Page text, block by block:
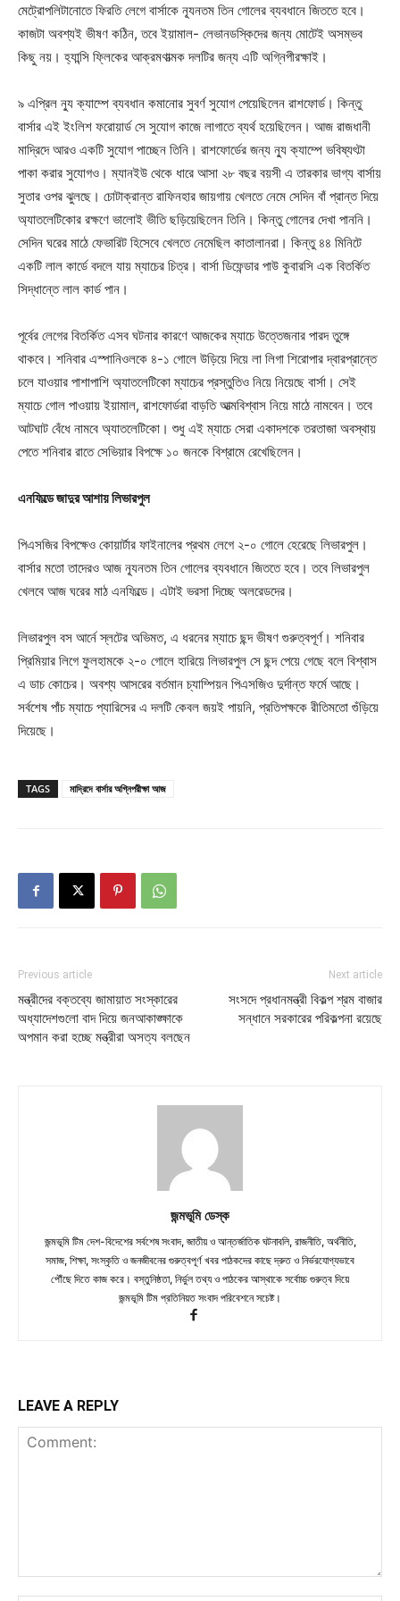
মেট্রোপলিটানোতে ফিরতি লেগে বার্সাকে ন্যূনতম তিন গোলের ব্যবধানে জিততে হবে।
কাজটা অবশ্যই ভীষণ কঠিন, তবে ইয়ামাল- লেভানডস্কিদের জন্য মোটেই অসম্ভব
কিছু নয়। হ্যান্সি ফ্লিকের আক্রমণাত্মক দলটির জন্য এটি অগ্নিপীরক্ষাই।
৯ এপ্রিল ন্যু ক্যাম্পে ব্যবধান কমানোর সুবর্ণ সুযোগ পেয়েছিলেন রাশফোর্ড। কিন্তু
বার্সার এই ইংলিশ ফরোয়ার্ড সে সুযোগ কাজে লাগাতে ব্যর্থ হয়েছিলেন। আজ রাজধানী
মাদ্রিদে আরও একটি সুযোগ পাচ্ছেন তিনি। রাশফোর্ডের জন্য ন্যু ক্যাম্পে ভবিষ্যৎটা
পাকা করার সুযোগও। ম্যানইউ থেকে ধারে আসা ২৮ বছর বয়সী এ তারকার ভাগ্য বার্সায়
সুতার ওপর ঝুলছে। চোটাক্রান্ত রাফিনহার জায়গায় খেলতে নেমে সেদিন বাঁ প্রান্ত দিয়ে
অ্যাতলেটিকোর রক্ষণে ভালোই ভীতি ছড়িয়েছিলেন তিনি। কিন্তু গোলের দেখা পাননি।
সেদিন ঘরের মাঠে ফেভারিট হিসেবে খেলতে নেমেছিল কাতালানরা। কিন্তু ৪৪ মিনিটে
একটি লাল কার্ডে বদলে যায় ম্যাচের চিত্র। বার্সা ডিফেন্ডার পাউ কুবারসি এক বিতর্কিত
সিদ্ধান্তে লাল কার্ড পান।
পূর্বের লেগের বিতর্কিত এসব ঘটনার কারণে আজকের ম্যাচে উত্তেজনার পারদ তুঙ্গে
থাকবে। শনিবার এস্পানিওলকে ৪-১ গোলে উড়িয়ে দিয়ে লা লিগা শিরোপার দ্বারপ্রান্তে
চলে যাওয়ার পাশাপাশি অ্যাতলেটিকো ম্যাচের প্রস্তুতিও নিয়ে নিয়েছে বার্সা। সেই
ম্যাচে গোল পাওয়ায় ইয়ামাল, রাশফোর্ডরা বাড়তি আত্মবিশ্বাস নিয়ে মাঠে নামবেন। তবে
আটঘাট বেঁধে নামবে অ্যাতলেটিকো। শুধু এই ম্যাচে সেরা একাদশকে তরতাজা অবস্থায়
পেতে শনিবার রাতে সেভিয়ার বিপক্ষে ১০ জনকে বিশ্রামে রেখেছিলেন।
এনফিল্ডে জাদুর আশায় লিভারপুল
পিএসজির বিপক্ষেও কোয়ার্টার ফাইনালের প্রথম লেগে ২-০ গোলে হেরেছে লিভারপুল।
বার্সার মতো তাদেরও আজ ন্যূনতম তিন গোলের ব্যবধানে জিততে হবে। তবে লিভারপুল
খেলবে আজ ঘরের মাঠ এনফিল্ডে। এটাই ভরসা দিচ্ছে অলরেডদের।
লিভারপুল বস আর্নে স্লটের অভিমত, এ ধরনের ম্যাচে ছন্দ ভীষণ গুরুত্বপূর্ণ। শনিবার
প্রিমিয়ার লিগে ফুলহামকে ২-০ গোলে হারিয়ে লিভারপুল সে ছন্দ পেয়ে গেছে বলে বিশ্বাস
এ ডাচ কোচের। অবশ্য আসরের বর্তমান চ্যাম্পিয়ন পিএসজিও দুর্দান্ত ফর্মে আছে।
সর্বশেষ পাঁচ ম্যাচে প্যারিসের এ দলটি কেবল জয়ই পায়নি, প্রতিপক্ষকে রীতিমতো গুঁড়িয়ে
দিয়েছে।
TAGS মাদ্রিদে বার্সার অগ্নিপরীক্ষা আজ
Previous article
মন্ত্রীদের বক্তব্যে জামায়াত সংস্কারের
অধ্যাদেশগুলো বাদ দিয়ে জনআকাঙ্ক্ষাকে
অপমান করা হচ্ছে মন্ত্রীরা অসত্য বলছেন
Next article
সংসদে প্রধানমন্ত্রী বিকল্প শ্রম বাজার
সন্ধানে সরকারের পরিকল্পনা রয়েছে
জন্মভূমি ডেস্ক
জন্মভূমি টিম দেশ-বিদেশের সর্বশেষ সংবাদ, জাতীয় ও আন্তর্জাতিক ঘটনাবলি, রাজনীতি, অর্থনীতি,
সমাজ, শিক্ষা, সংস্কৃতি ও জনজীবনের গুরুত্বপূর্ণ খবর পাঠকদের কাছে দ্রুত ও নির্ভরযোগ্যভাবে
পৌঁছে দিতে কাজ করে। বস্তুনিষ্ঠতা, নির্ভুল তথ্য ও পাঠকের আস্থাকে সর্বোচ্চ গুরুত্ব দিয়ে
জন্মভূমি টিম প্রতিনিয়ত সংবাদ পরিবেশনে সচেষ্ট।
LEAVE A REPLY